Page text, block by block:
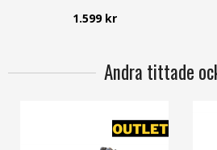
1.599 kr
Andra tittade